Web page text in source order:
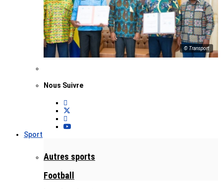
© Transport
Nous Suivre
Sport
Autres sports
Football